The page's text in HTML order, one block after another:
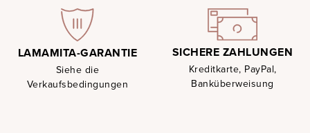
LAMAMITA-GARANTIE
Siehe die
Verkaufsbedingungen
SICHERE ZAHLUNGEN
Kreditkarte, PayPal,
Banküberweisung